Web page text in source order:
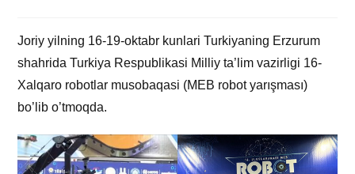
Joriy yilning 16-19-oktabr kunlari Turkiyaning Erzurum
shahrida Turkiya Respublikasi Milliy ta’lim vazirligi 16-
Xalqaro robotlar musobaqasi (MEB robot yarışması)
bo’lib o’tmoqda.